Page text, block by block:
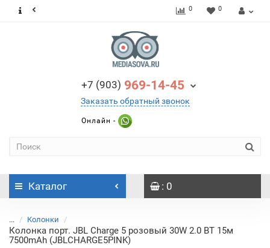
0 0
+7 (903) 969-14-45
Заказать обратный звонок
Онлайн -
Каталог : 0
... Колонки
Колонка порт. JBL Charge 5 розовый 30W 2.0 BT 15м
7500mAh (JBLCHARGE5PINK)